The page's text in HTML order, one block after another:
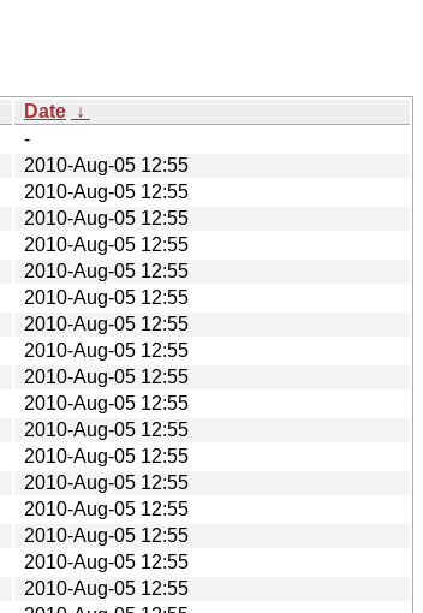
Date ↓
-
2010-Aug-05 12:55
2010-Aug-05 12:55
2010-Aug-05 12:55
2010-Aug-05 12:55
2010-Aug-05 12:55
2010-Aug-05 12:55
2010-Aug-05 12:55
2010-Aug-05 12:55
2010-Aug-05 12:55
2010-Aug-05 12:55
2010-Aug-05 12:55
2010-Aug-05 12:55
2010-Aug-05 12:55
2010-Aug-05 12:55
2010-Aug-05 12:55
2010-Aug-05 12:55
2010-Aug-05 12:55